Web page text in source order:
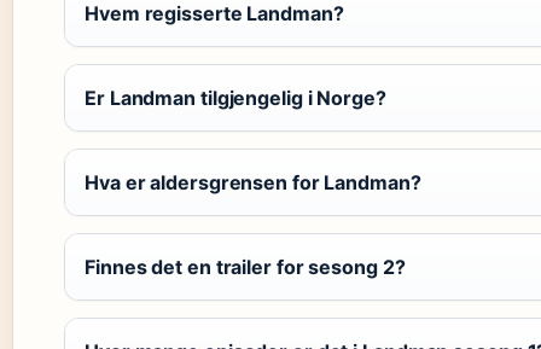
Hvem regisserte Landman?
Er Landman tilgjengelig i Norge?
Hva er aldersgrensen for Landman?
Finnes det en trailer for sesong 2?